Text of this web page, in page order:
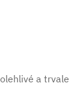
a trvale